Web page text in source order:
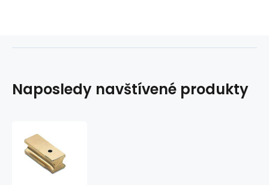
Naposledy navštívené produkty